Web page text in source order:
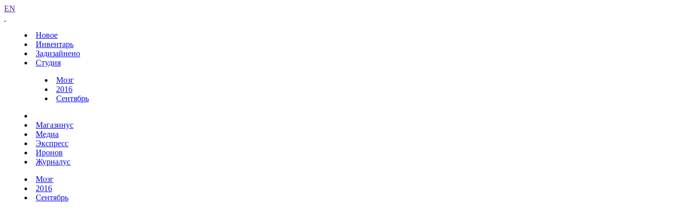
EN
Новое
Инвентарь
Задизайнено
Студия
Мозг
2016
Сентябрь
Магазинус
Медиа
Экспресс
Иронов
Журналус
Мозг
2016
Сентябрь